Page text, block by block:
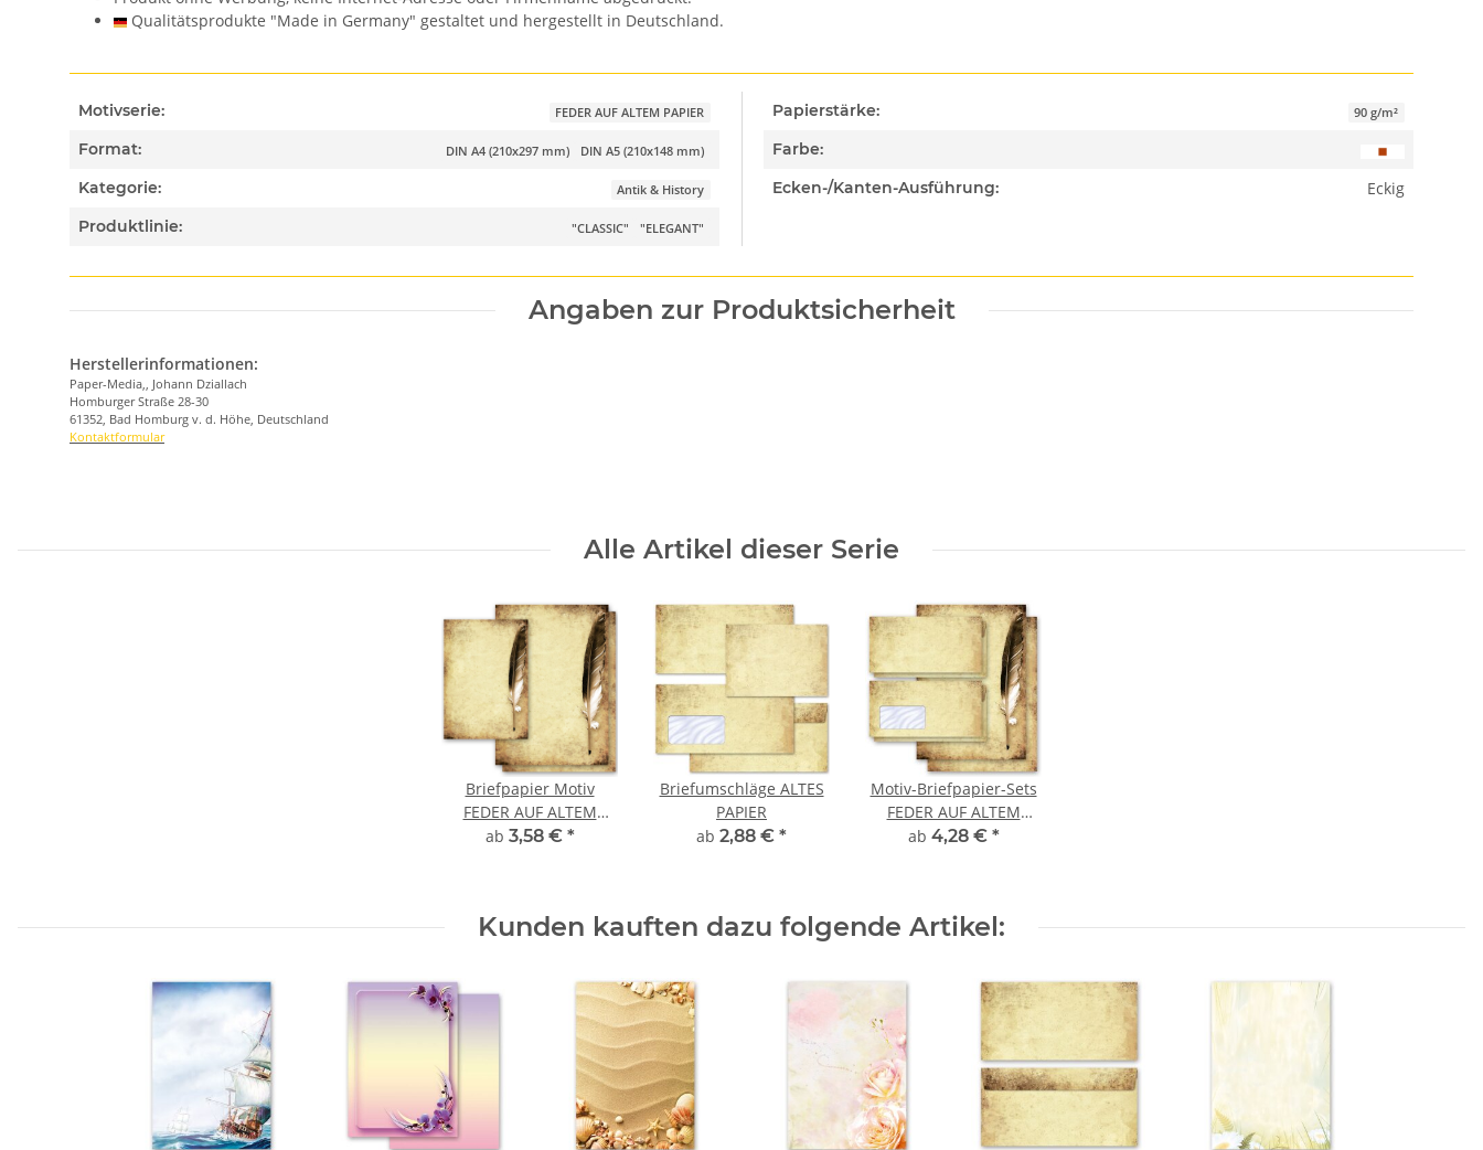
Qualitätsprodukte "Made in Germany" gestaltet und hergestellt in Deutschland.
Motivserie: FEDER AUF ALTEM PAPIER
Format: DIN A4 (210x297 mm) DIN A5 (210x148 mm)
Kategorie: Antik & History
Produktlinie: "CLASSIC" "ELEGANT"
Papierstärke: 90 g/m²
Farbe:
Ecken-/Kanten-Ausführung:
Eckig
Angaben zur Produktsicherheit
Herstellerinformationen:
Paper-Media,, Johann Dziallach
Homburger Straße 28-30
61352, Bad Homburg v. d. Höhe, Deutschland
Kontaktformular
Alle Artikel dieser Serie
Briefpapier Motiv
FEDER AUF ALTEM
PAPIER
ab 3,58 € *
Briefumschläge ALTES
PAPIER
ab 2,88 € *
Motiv-Briefpapier-Sets
FEDER AUF ALTEM
PAPIER
ab 4,28 € *
Kunden kauften dazu folgende Artikel: